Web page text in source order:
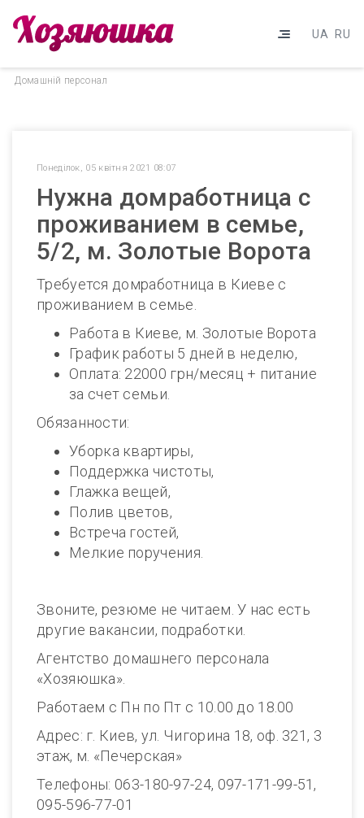
UA RU
Домашнiй персонал
Понеділок, 05 квітня 2021 08:07
Нужна домработница с
проживанием в семье,
5/2, м. Золотые Ворота
Требуется домработница в Киеве с
проживанием в семье.
Работа в Киеве, м. Золотые Ворота
График работы 5 дней в неделю,
Оплата: 22000 грн/месяц + питание
за счет семьи.
Обязанности:
Уборка квартиры,
Поддержка чистоты,
Глажка вещей,
Полив цветов,
Встреча гостей,
Мелкие поручения.
Звоните, резюме не читаем. У нас есть
другие вакансии, подработки.
Агентство домашнего персонала
«Хозяюшка».
Работаем с Пн по Пт с 10.00 до 18.00
Адрес: г. Киев, ул. Чигорина 18, оф. 321, 3
этаж, м. «Печерская»
Телефоны: 063-180-97-24, 097-171-99-51,
095-596-77-01